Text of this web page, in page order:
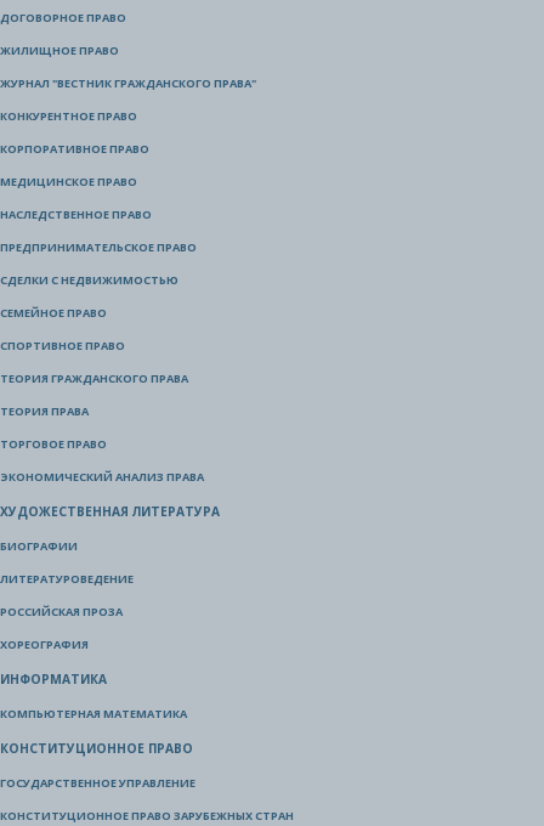
ДОГОВОРНОЕ ПРАВО
ЖИЛИЩНОЕ ПРАВО
ЖУРНАЛ "ВЕСТНИК ГРАЖДАНСКОГО ПРАВА"
КОНКУРЕНТНОЕ ПРАВО
КОРПОРАТИВНОЕ ПРАВО
МЕДИЦИНСКОЕ ПРАВО
НАСЛЕДСТВЕННОЕ ПРАВО
ПРЕДПРИНИМАТЕЛЬСКОЕ ПРАВО
СДЕЛКИ С НЕДВИЖИМОСТЬЮ
СЕМЕЙНОЕ ПРАВО
СПОРТИВНОЕ ПРАВО
ТЕОРИЯ ГРАЖДАНСКОГО ПРАВА
ТЕОРИЯ ПРАВА
ТОРГОВОЕ ПРАВО
ЭКОНОМИЧЕСКИЙ АНАЛИЗ ПРАВА
ХУДОЖЕСТВЕННАЯ ЛИТЕРАТУРА
БИОГРАФИИ
ЛИТЕРАТУРОВЕДЕНИЕ
РОССИЙСКАЯ ПРОЗА
ХОРЕОГРАФИЯ
ИНФОРМАТИКА
КОМПЬЮТЕРНАЯ МАТЕМАТИКА
КОНСТИТУЦИОННОЕ ПРАВО
ГОСУДАРСТВЕННОЕ УПРАВЛЕНИЕ
КОНСТИТУЦИОННОЕ ПРАВО ЗАРУБЕЖНЫХ СТРАН